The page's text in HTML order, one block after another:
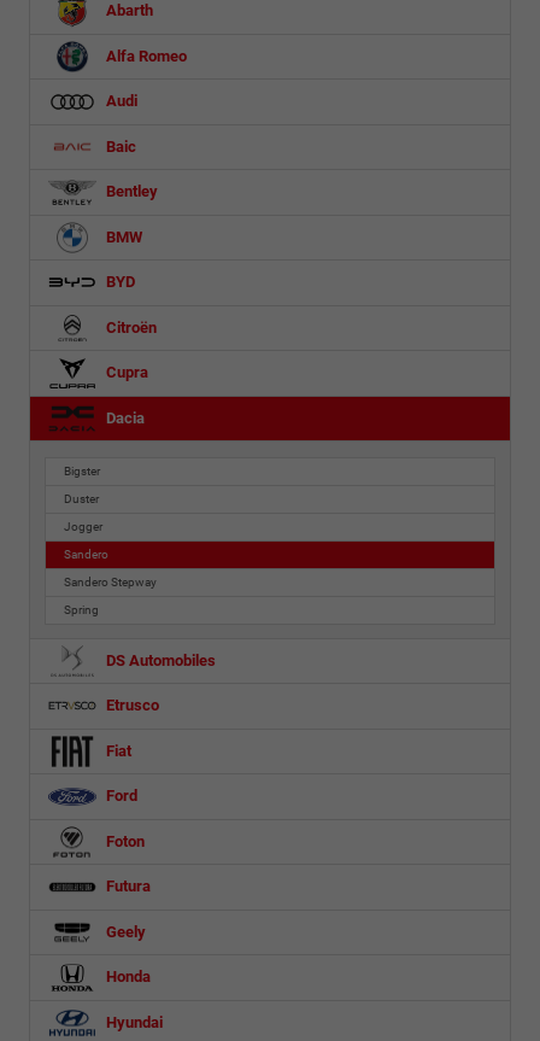
Abarth
Alfa Romeo
Audi
Baic
Bentley
BMW
BYD
Citroën
Cupra
Dacia
Bigster
Duster
Jogger
Sandero
Sandero Stepway
Spring
DS Automobiles
Etrusco
Fiat
Ford
Foton
Futura
Geely
Honda
Hyundai